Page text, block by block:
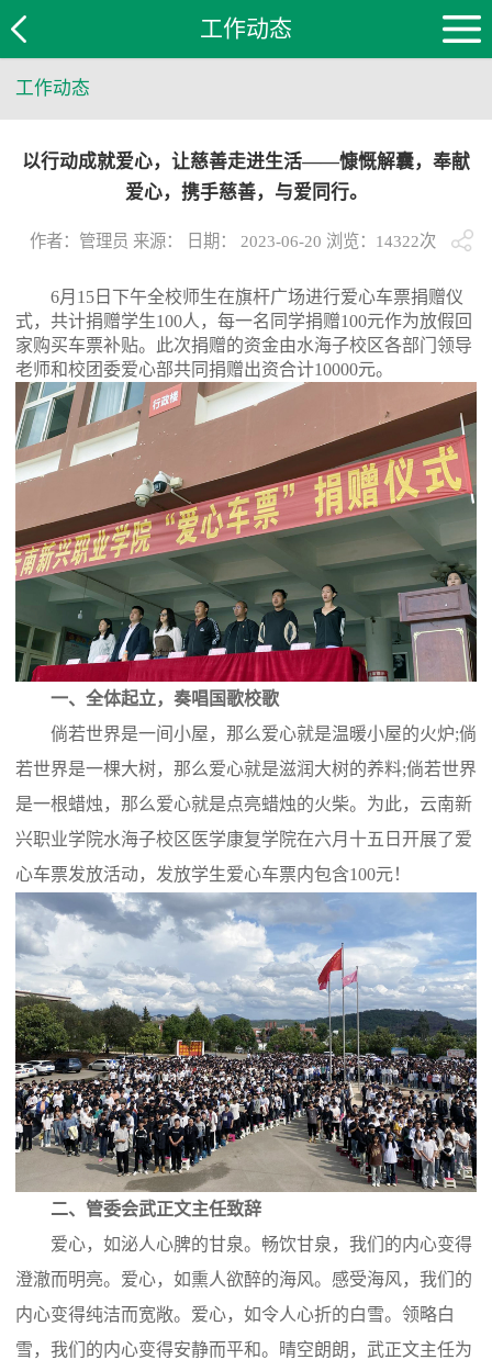
工作动态
工作动态
以行动成就爱心，让慈善走进生活——慷慨解囊，奉献
爱心，携手慈善，与爱同行。
作者：管理员 来源： 日期： 2023-06-20 浏览： 14322次
6月15日下午全校师生在旗杆广场进行爱心车票捐赠仪
式，共计捐赠学生100人，每一名同学捐赠100元作为放假回
家购买车票补贴。此次捐赠的资金由水海子校区各部门领导
老师和校团委爱心部共同捐赠出资合计10000元。
一、全体起立，奏唱国歌校歌
倘若世界是一间小屋，那么爱心就是温暖小屋的火炉;倘
若世界是一棵大树，那么爱心就是滋润大树的养料;倘若世界
是一根蜡烛，那么爱心就是点亮蜡烛的火柴。为此，云南新
兴职业学院水海子校区医学康复学院在六月十五日开展了爱
心车票发放活动，发放学生爱心车票内包含100元！
二、管委会武正文主任致辞
爱心，如泌人心脾的甘泉。畅饮甘泉，我们的内心变得
澄澈而明亮。爱心，如熏人欲醉的海风。感受海风，我们的
内心变得纯洁而宽敞。爱心，如令人心折的白雪。领略白
雪，我们的内心变得安静而平和。晴空朗朗，武正文主任为